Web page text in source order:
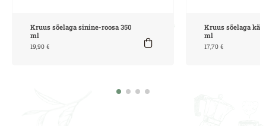
Kruus sõelaga sinine-roosa 350
ml
19,90 €
Kruus sõelaga
ml
17,70€